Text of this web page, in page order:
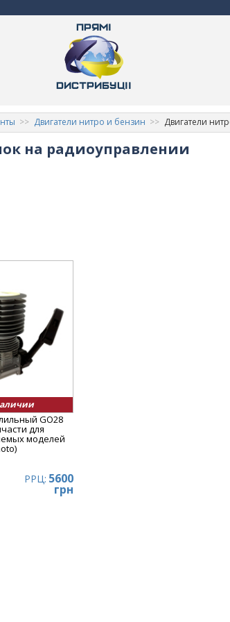
Двигатели нитро и бензин Двигатели
на радиоуправлении
GO28
для
моделей
РРЦ: 5600
грн